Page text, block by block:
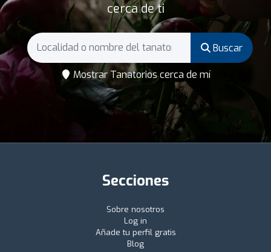
cerca de ti
Buscar
Mostrar Tanatorios cerca de mí
Secciones
Sobre nosotros
Log in
Añade tu perfil gratis
Blog